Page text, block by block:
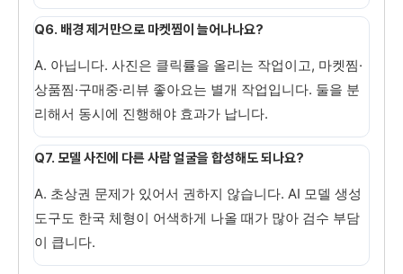
Q6. 배경 제거만으로 마켓찜이 늘어나나요?
A. 아닙니다. 사진은 클릭률을 올리는 작업이고, 마켓찜·
상품찜·구매중·리뷰 좋아요는 별개 작업입니다. 둘을 분
리해서 동시에 진행해야 효과가 납니다.
Q7. 모델 사진에 다른 사람 얼굴을 합성해도 되나요?
A. 초상권 문제가 있어서 권하지 않습니다. AI 모델 생성
도구도 한국 체형이 어색하게 나올 때가 많아 검수 부담
이 큽니다.